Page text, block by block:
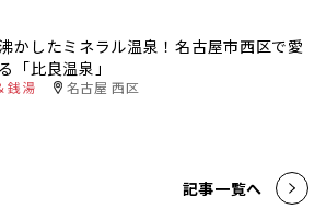
かしたミネラル温泉！名古屋市西区で愛
「比良温泉」
銭湯 名古屋 西区
記事一覧へ